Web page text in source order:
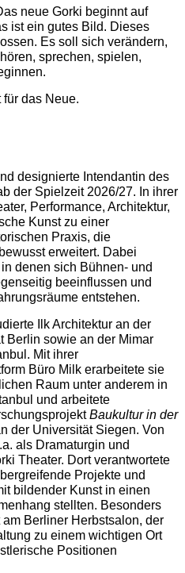
neue Gorki beginnt auf
ist ein gutes Bild. Dieses
Es soll sich verändern,
sprechen, spielen,
für das Neue.
designierte Intendantin des
der Spielzeit 2026/27. In ihrer
Performance, Architektur,
Kunst zu einer
Praxis, die
erweitert. Dabei
denen sich Bühnen- und
beeinflussen und
entstehen.
Ilk Architektur an der
Berlin sowie an der Mimar
Mit ihrer
Büro Milk erarbeitete sie
Raum unter anderem in
und arbeitete
Baukultur in der
der Universität Siegen. Von
als Dramaturgin und
Theater. Dort verantwortete
Projekte und
bildender Kunst in einen
stellten. Besonders
Berliner Herbstsalon, der
zu einem wichtigen Ort
Positionen